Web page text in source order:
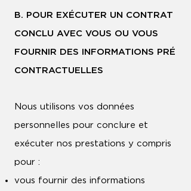
B. POUR EXÉCUTER UN CONTRAT
CONCLU AVEC VOUS OU VOUS
FOURNIR DES INFORMATIONS PRÉ
CONTRACTUELLES
Nous utilisons vos données
personnelles pour conclure et
exécuter nos prestations y compris
pour :
vous fournir des informations